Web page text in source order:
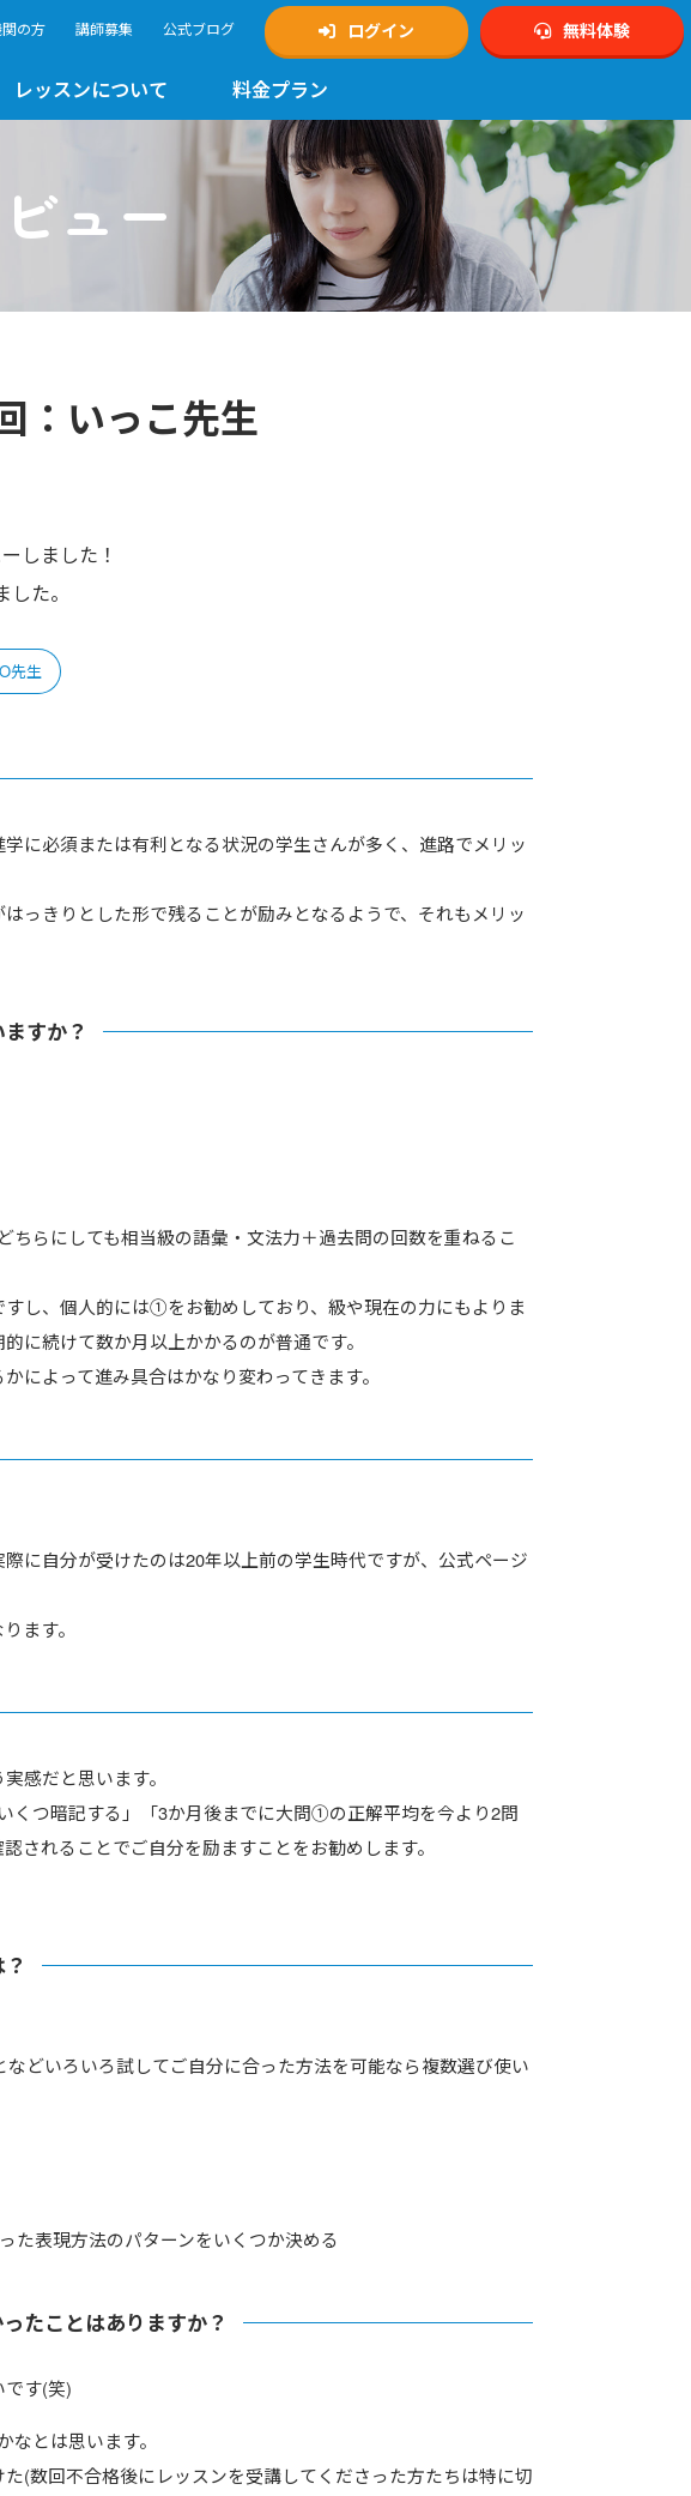
の方 講師募集 公式ブログ ログイン 無料体験
レッスンについて 料金プラン
ュー
：いっこ先生
しました！
た。
先生
に必須または有利となる状況の学生さんが多く、進路でメリッ
っきりとした形で残ることが励みとなるようで、それもメリッ
すか？
らにしても相当級の語彙・文法力＋過去問の回数を重ねるこ
し、個人的には①をお勧めしており、級や現在の力にもよりま
に続けて数か月以上かかるのが普通です。
によって進み具合はかなり変わってきます。
に自分が受けたのは20年以上前の学生時代ですが、公式ページ
ます。
感だと思います。
つ暗記する」「3か月後までに大問①の正解平均を今より2問
されることでご自分を励ますことをお勧めします。
どいろいろ試してご自分に合った方法を可能なら複数選び使い
た表現方法のパターンをいくつか決める
たことはありますか？
す(笑)
とは思います。
(数回不合格後にレッスンを受講してくださった方たちは特に切